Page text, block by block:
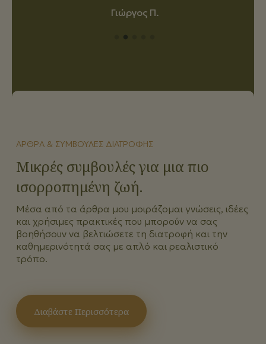
Γιώργος Π.
ΆΡΘΡΑ & ΣΥΜΒΟΥΛΈΣ ΔΙΑΤΡΟΦΉΣ
Μικρές συμβουλές για μια πιο
ισορροπημένη ζωή.
Μέσα από τα άρθρα μου μοιράζομαι γνώσεις, ιδέες
και χρήσιμες πρακτικές που μπορούν να σας
βοηθήσουν να βελτιώσετε τη διατροφή και την
καθημερινότητά σας με απλό και ρεαλιστικό
τρόπο.
Διαβάστε Περισσότερα